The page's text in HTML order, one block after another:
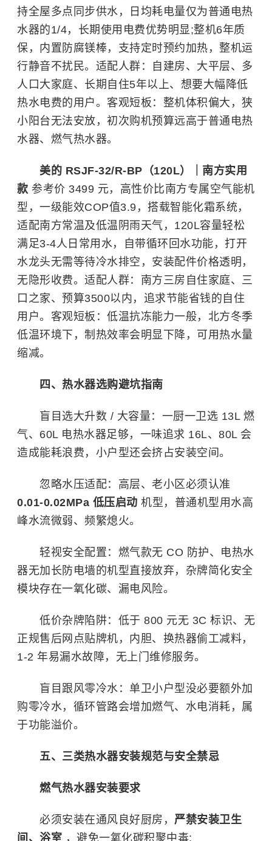
持全屋多点同步供水，日均耗电量仅为普通电热
水器的1/4，长期使用电费优势明显;整机6年质
保，内置防腐镁棒，支持定时预约加热，整机运
行静音不扰民。适配人群：自建房、大平层、多
人口大家庭、长期自住5年以上、想要大幅降低
热水电费的用户。客观短板：整机体积偏大，狭
小阳台无法安放，初次购机预算远高于普通电热
水器、燃气热水器。
美的 RSJF-32/R-BP（120L）｜南方实用
款 参考价 3499 元，高性价比南方专属空气能机
型，一级能效COP值3.9，搭载智能化霜系统，
适配南方常温及低温阴雨天气，120L容量轻松
满足3-4人日常用水，自带循环回水功能，打开
水龙头无需等待冷水排空，安装配件价格透明，
无隐形收费。适配人群：南方三房自住家庭、三
口之家、预算3500以内，追求节能省钱的自住
用户。客观短板：低温抗冻能力一般，北方冬季
低温环境下，制热效率会明显下降，可用热水量
缩减。
四、热水器选购避坑指南
盲目选大升数 / 大容量：一厨一卫选 13L 燃
气、60L 电热水器足够，一味追求 16L、80L 会
造成能耗浪费，小户型还会挤占安装空间。
忽略水压适配：高层、老小区必须认准
0.01-0.02MPa 低压启动 机型，普通机型用水高
峰水流微弱、频繁熄火。
轻视安全配置：燃气款无 CO 防护、电热水
器无加长防电墙的机型直接放弃，杂牌简化安全
模块存在一氧化碳、漏电风险。
低价杂牌陷阱：低于 800 元无 3C 标识、无
正规售后网点贴牌机，内胆、换热器偷工减料，
1-2 年易漏水故障，无上门维修服务。
盲目跟风零冷水：单卫小户型没必要额外加
购零冷水，循环管路会增加燃气、水电消耗，属
于功能溢价。
五、三类热水器安装规范与安全禁忌
燃气热水器安装要求
必须安装在通风良好厨房， 严禁安装卫生
间、浴室 ，避免一氧化碳积聚中毒;